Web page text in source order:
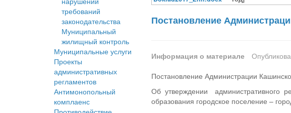
требований
законодательства
Муниципальный
жилищный контроль
Муниципальные услуги
Проекты
административных
регламентов
Антимонопольный
комплаенс
Постановление
Информация о материале
Постановление Администрации
Об утверждении административного
образования городское поселение –